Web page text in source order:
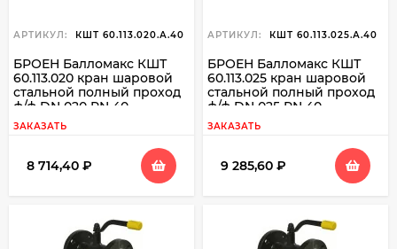
АРТИКУЛ: КШТ 60.113.020.А.40
БРОЕН Балломакс КШТ
60.113.020 кран шаровой
стальной полный проход
ф/ф DN 020 PN 40
ЗАКАЗАТЬ
8 714,40 ₽
АРТИКУЛ: КШТ 60.113.025.А.40
БРОЕН Балломакс КШТ
60.113.025 кран шаровой
стальной полный проход
ф/ф DN 025 PN 40
ЗАКАЗАТЬ
9 285,60 ₽